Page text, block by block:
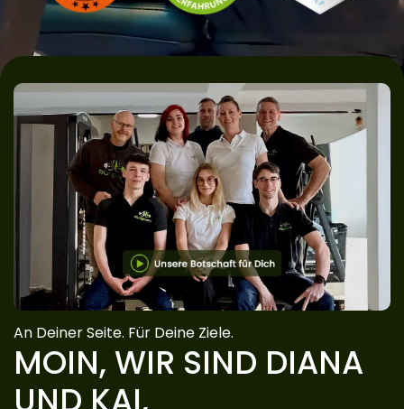
MOIN, WIR SIND DIANA
An Deiner Seite. Für Deine Ziele.